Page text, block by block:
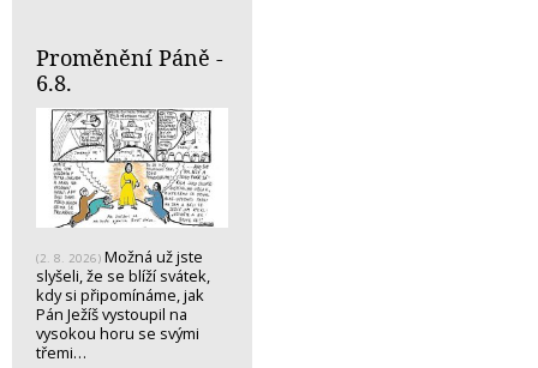
Proměnění Páně -
6.8.
(2. 8. 2026) Možná už jste
slyšeli, že se blíží svátek,
kdy si připomínáme, jak
Pán Ježíš vystoupil na
vysokou horu se svými
třemi…